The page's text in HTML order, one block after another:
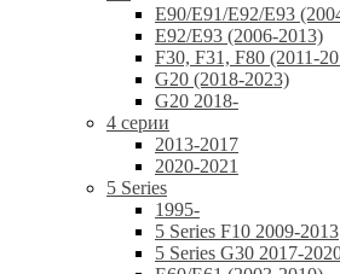
E90/E91/E92/E93
E92/E93 (2006-2013)
F30, F31, F80 (2011-
G20 (2018-2023)
G20 2018-
4 серии
2013-2017
2020-2021
5 Series
1995-
5 Series F10 2009-2013
5 Series G30 2017-